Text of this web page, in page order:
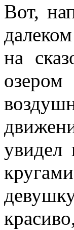
Вот,
на
увидел